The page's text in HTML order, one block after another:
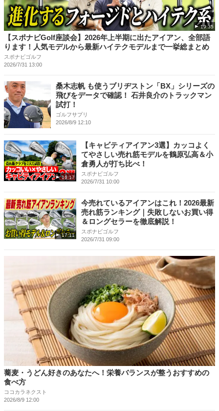
19:35
【スポナビGolf座談会】2026年上半期に出たアイアン、全部語
ります！人気モデルから最新ハイテクモデルまで一挙総まとめ
スポナビゴルフ
2026/7/31 13:00
桑木志帆 も使うブリヂストン「BX」シリーズの
飛びをデータで確認！ 石井良介のトラックマン
試打！
ゴルフサプリ
2026/8/9 12:10
16:17
【キャビティアイアン3選】カッコよく
てやさしい売れ筋モデルを鶴原弘高＆小
倉勇人が打ち比べ！
スポナビゴルフ
2026/7/31 10:00
17:11
今売れているアイアンはこれ！2026最新
売れ筋ランキング｜失敗しないお買い得
＆ロングセラーを徹底解説！
スポナビゴルフ
2026/7/31 09:00
蕎麦・うどん好きのあなたへ！栄養バランスが整うおすすめの
食べ方
ココカラネクスト
2026/8/9 12:00